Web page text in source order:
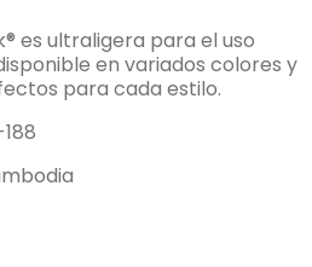
es ultraligera para el uso
en variados colores y
para cada estilo.